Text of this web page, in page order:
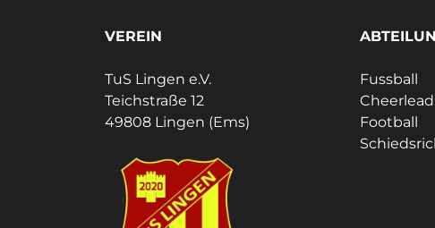
VEREIN
TuS Lingen e.V.
Teichstraße 12
49808 Lingen (Ems)
Fussball
Football